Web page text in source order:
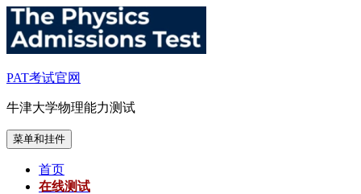
跳
至
内
PAT考试官网
牛津大学物理能力测试
菜单和挂件
首页
在线测试